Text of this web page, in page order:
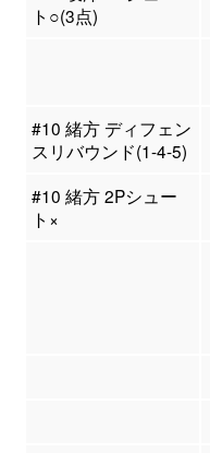
ト○(3点)
#10 緒方 ディフェン
スリバウンド(1-4-5)
#10 緒方 2Pシュー
ト×